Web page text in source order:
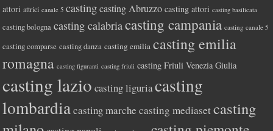
attori attrici canale 5 casting casting Abruzzo casting attori casting basilicata
casting bologna casting calabriacasting campania casting canale 5
casting comparse casting danza casting emilia casting emilia
romagna casting figuranti casting friuli casting Friuli Venezia Giulia
casting lazio casting liguriacasting
lombardiacasting marche casting mediasetcasting